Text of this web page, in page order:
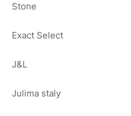
Stone
Exact Select
J&L
Julima staly